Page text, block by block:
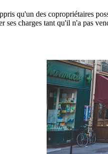
qu'un des copropriétaires
ses charges tant qu'il n'a pas